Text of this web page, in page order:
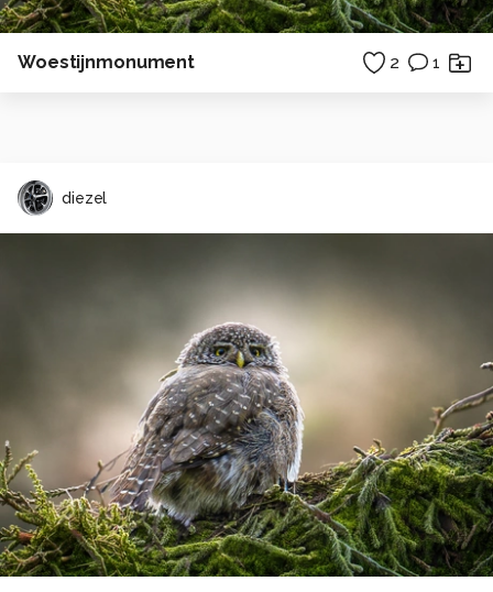
Woestijnmonument 2 1
diezel